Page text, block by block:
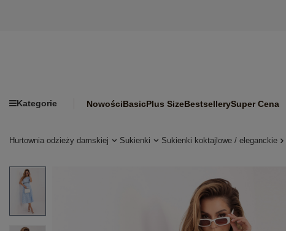
Kategorie NowościBasicPlus SizeBestsellerySuper Cena
Hurtownia odzieży damskiej Sukienki Sukienki koktajlowe / eleganckie